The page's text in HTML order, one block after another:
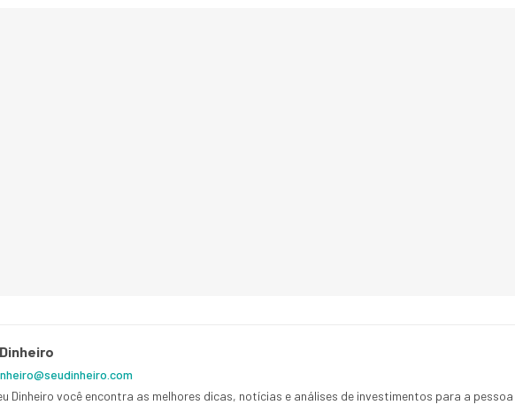
Dinheiro você encontra as melhores dicas, notícias e análises de investimentos para a pessoa